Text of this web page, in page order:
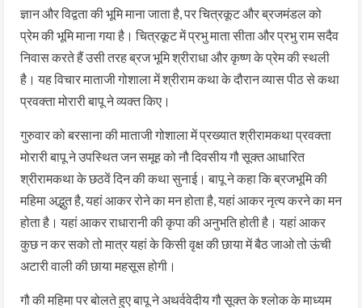
ज्ञान और विद्वता की भूमि माना जाता है, पर चित्रकूट और ब्रजमंडल को
प्रेम की भूमि माना गया है। चित्रकूट में प्रभु माता सीता और प्रभु राम सदैव
निवास करते हैं उसी तरह ब्रज भूमि श्रीराधा और कृष्ण के प्रेम की स्थली
है। यह विचार माताजी गोशाला में श्रीराम कथा के दौरान व्यास पीठ से कथा
प्रवक्ता मोरारी बापू ने व्यक्त किए।
गुरुवार को बरसाना की माताजी गोशाला में प्रख्यात श्रीरामकथा प्रवक्ता
मोरारी बापू ने उपस्थित जन समूह को नौ दिवसीय गौ सूक्त आधारित
श्रीरामकथा के छठवें दिन की कथा सुनाई। बापू ने कहा कि ब्रजभूमि की
महिमा अद्भुत है, यहां आकर रोने का मन होता है, यहां आकर नृत्य करने का मन
होता है। यहां आकर राधारानी की कृपा की अनुभति होती है। यहां आकर
कुछ न कर सको तो मात्र यहां के किसी वृक्ष की छाया में बैठ जाओ तो ऊंची
अटारी वाली की छाया महसूस होगी।
गौ की महिमा पर बोलते हुए बापू ने अथर्ववेदीय गौ सूक्त के श्लोक के माध्यम